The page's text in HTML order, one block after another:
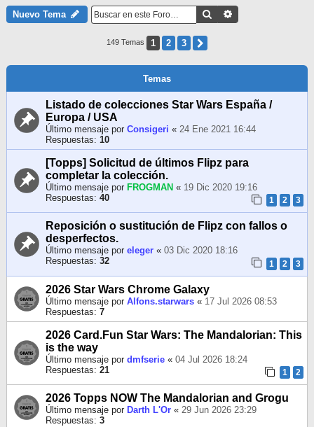
Nuevo Tema Buscar
149 Temas 1 2 3
Temas
Listado de colecciones Star Wars España /
Europa / USA
Último mensaje por Consigeri « 24 Ene 2021 16:44
Respuestas: 10
[Topps] Solicitud de últimos Flipz para
completar la colección.
Último mensaje por FROGMAN « 19 Dic 2020 19:16
Respuestas: 40 1 2 3
Reposición o sustitución de Flipz con fallos o
desperfectos.
Último mensaje por eleger « 03 Dic 2020 18:16
Respuestas: 32 1 2 3
2026 Star Wars Chrome Galaxy
Último mensaje por Alfons.starwars « 17 Jul 2026 08:53
Respuestas: 7
2026 Card.Fun Star Wars: The Mandalorian: This
is the way
Último mensaje por dmfserie « 04 Jul 2026 18:24
Respuestas: 21 1 2
2026 Topps NOW The Mandalorian and Grogu
Último mensaje por Darth L'Or « 29 Jun 2026 23:29
Respuestas: 3